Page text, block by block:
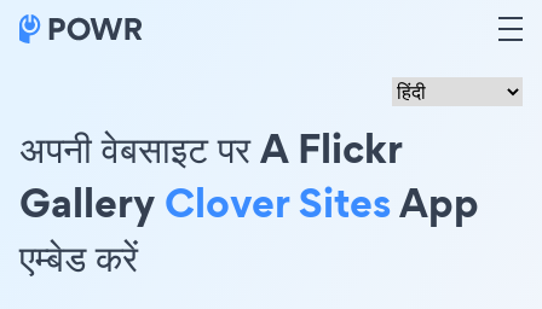
अपनी वेबसाइट पर A Flickr
GalleryClover SitesApp
एम्बेड करें